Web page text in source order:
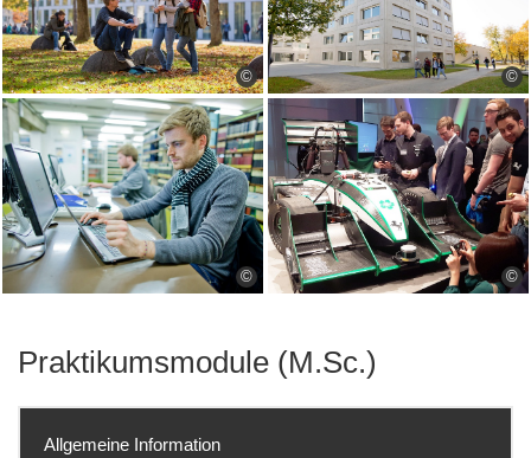
© ©
© ©
Praktikumsmodule (M.Sc.)
Allgemeine Information